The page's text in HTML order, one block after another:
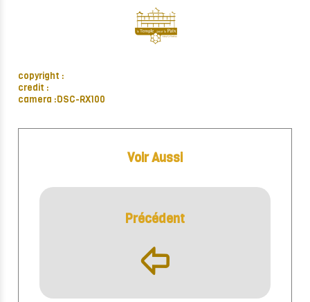
copyright :
credit :
camera :DSC-RX100
Voir Aussi
Précédent
þ